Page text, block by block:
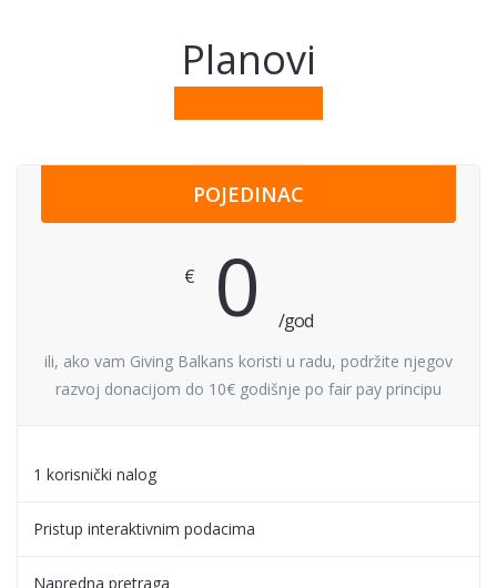
Planovi
POJEDINAC
€ 0 /god
ili, ako vam Giving Balkans koristi u radu, podržite njegov
razvoj donacijom do 10€ godišnje po fair pay principu
1 korisnički nalog
Pristup interaktivnim podacima
Napredna pretraga